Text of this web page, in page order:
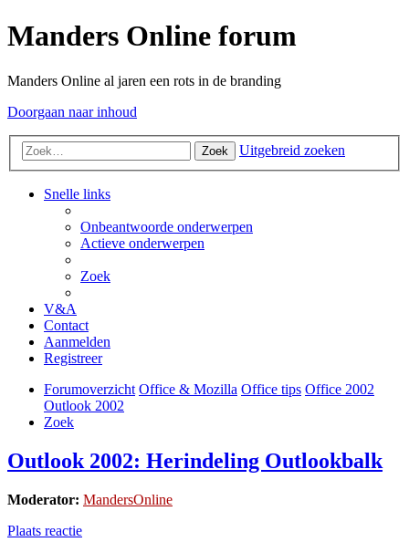
Manders Online forum
Manders Online al jaren een rots in de branding
Doorgaan naar inhoud
Zoek Uitgebreid zoeken
Snelle links
Onbeantwoorde onderwerpen
Actieve onderwerpen
Zoek
V&A
Contact
Aanmelden
Registreer
Forumoverzicht Office & Mozilla Office tips Office 2002
Outlook 2002
Zoek
Outlook 2002: Herindeling Outlookbalk
Moderator: MandersOnline
Plaats reactie